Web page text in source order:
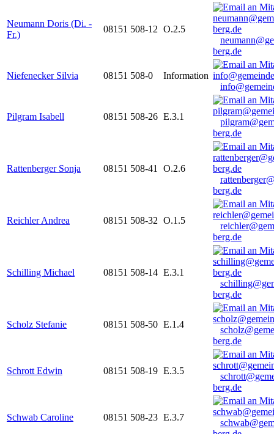
Neumann Doris (Di. -
Fr.)
08151 508-12 O.2.5
berg.de
Niefenecker Silvia 08151 508-0
Information
Pilgram Isabell 08151 508-26 E.3.1
berg.de
Rattenberger Sonja 08151 508-41
O.2.6
berg.de
Reichler Andrea 08151 508-32 O.1.5
berg.de
Schilling Michael 08151 508-14 E.3.1
berg.de
Scholz Stefanie 08151 508-50 E.1.4
berg.de
Schrott Edwin 08151 508-19 E.3.5
berg.de
Schwab Caroline 08151 508-23 E.3.7